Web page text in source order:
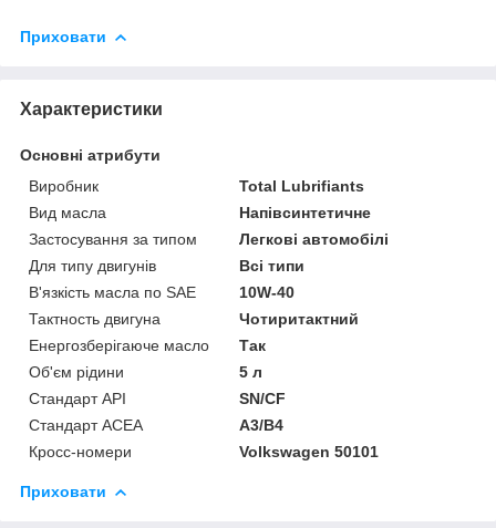
Приховати
Характеристики
Основні атрибути
Виробник
Total Lubrifiants
Вид масла
Напівсинтетичне
Застосування за типом
Легкові автомобілі
Для типу двигунів
Всі типи
В'язкість масла по SAE
10W-40
Тактность двигуна
Чотиритактний
Енергозберігаюче масло
Так
Об'єм рідини
5 л
Стандарт API
SN/CF
Стандарт ACEA
A3/B4
Кросс-номери
Volkswagen 50101
Приховати